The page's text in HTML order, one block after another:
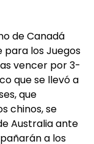
de Canadá
para los Juegos
vencer por 3-
que se llevó a
que
chinos, se
Australia ante
a los